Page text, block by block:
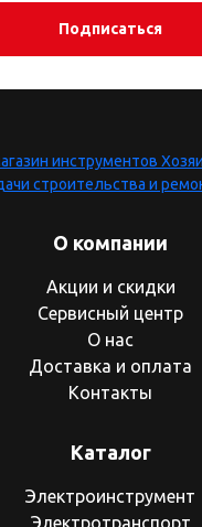
Подписаться
О компании
Акции и скидки
Сервисный центр
О нас
Доставка и оплата
Контакты
Каталог
Электроинструмент
Электротранспорт